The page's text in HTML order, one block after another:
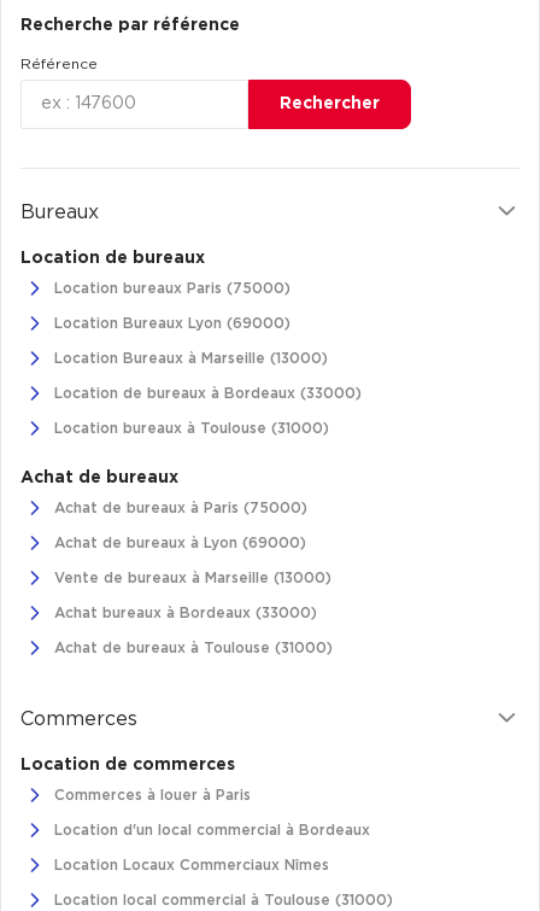
Bureaux privés à Marseille
Bureaux privés à Neuilly-sur-Seine
Bureaux privés à Lille
Plateaux opérés à Neuilly-sur-Seine
Plateaux opérés à Saint-Ouen
Plateaux opérés à Boulogne-Billancourt
Recherche par référence
Référence
Rechercher
Bureaux
Location de bureaux
Location bureaux Paris (75000)
Location Bureaux Lyon (69000)
Location Bureaux à Marseille (13000)
Location de bureaux à Bordeaux (33000)
Location bureaux à Toulouse (31000)
Achat de bureaux
Achat de bureaux à Paris (75000)
Achat de bureaux à Lyon (69000)
Vente de bureaux à Marseille (13000)
Achat bureaux à Bordeaux (33000)
Achat de bureaux à Toulouse (31000)
Commerces
Location de commerces
Commerces à louer à Paris
Location d'un local commercial à Bordeaux
Location Locaux Commerciaux Nîmes
Location local commercial à Toulouse (31000)